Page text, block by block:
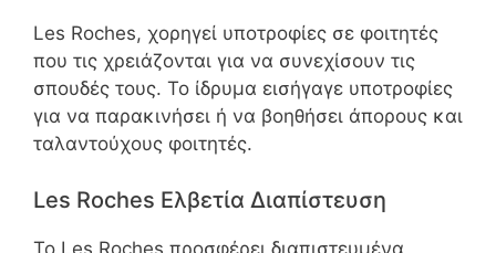
Les Roches, χορηγεί υποτροφίες σε φοιτητές
που τις χρειάζονται για να συνεχίσουν τις
σπουδές τους. Το ίδρυμα εισήγαγε υποτροφίες
για να παρακινήσει ή να βοηθήσει άπορους και
ταλαντούχους φοιτητές.
Les Roches Ελβετία Διαπίστευση
Το Les Roches προσφέρει διαπιστευμένα